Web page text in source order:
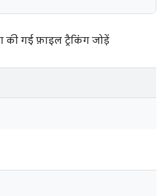
गई फ़ाइल ट्रैकिंग जोड़ें